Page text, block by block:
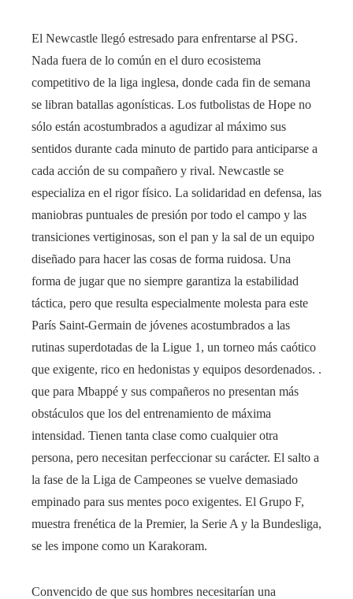
El Newcastle llegó estresado para enfrentarse al PSG.
Nada fuera de lo común en el duro ecosistema
competitivo de la liga inglesa, donde cada fin de semana
se libran batallas agonísticas. Los futbolistas de Hope no
sólo están acostumbrados a agudizar al máximo sus
sentidos durante cada minuto de partido para anticiparse a
cada acción de su compañero y rival. Newcastle se
especializa en el rigor físico. La solidaridad en defensa, las
maniobras puntuales de presión por todo el campo y las
transiciones vertiginosas, son el pan y la sal de un equipo
diseñado para hacer las cosas de forma ruidosa. Una
forma de jugar que no siempre garantiza la estabilidad
táctica, pero que resulta especialmente molesta para este
París Saint-Germain de jóvenes acostumbrados a las
rutinas superdotadas de la Ligue 1, un torneo más caótico
que exigente, rico en hedonistas y equipos desordenados. .
que para Mbappé y sus compañeros no presentan más
obstáculos que los del entrenamiento de máxima
intensidad. Tienen tanta clase como cualquier otra
persona, pero necesitan perfeccionar su carácter. El salto a
la fase de la Liga de Campeones se vuelve demasiado
empinado para sus mentes poco exigentes. El Grupo F,
muestra frenética de la Premier, la Serie A y la Bundesliga,
se les impone como un Karakoram.
Convencido de que sus hombres necesitarían una